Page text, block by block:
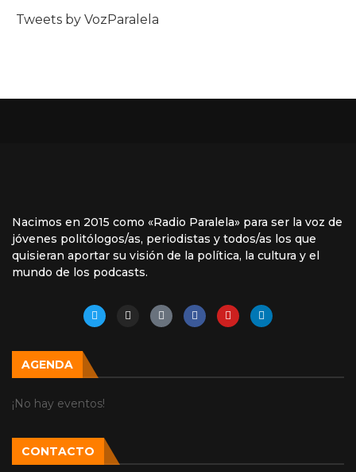
Tweets by VozParalela
Nacimos en 2015 como «Radio Paralela» para ser la voz de
jóvenes politólogos/as, periodistas y todos/as los que
quisieran aportar su visión de la política, la cultura y el
mundo de los podcasts.
AGENDA
¡No hay eventos!
CONTACTO